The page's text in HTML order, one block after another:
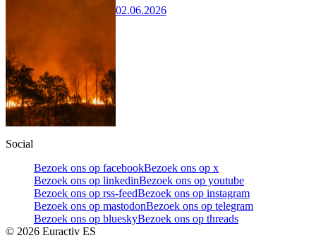
02.06.2026
Social
Bezoek ons op facebookBezoek ons op x
Bezoek ons op linkedinBezoek ons op youtube
Bezoek ons op rss-feedBezoek ons op instagram
Bezoek ons op mastodonBezoek ons op telegram
Bezoek ons op blueskyBezoek ons op threads
© 2026 Euractiv ES